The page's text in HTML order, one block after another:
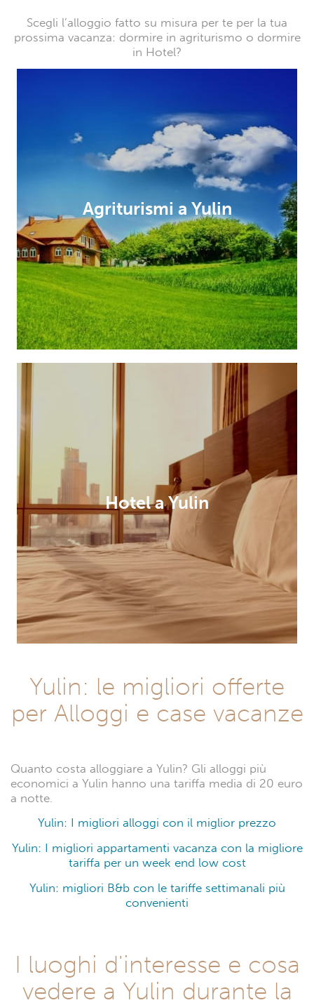
Scegli l’alloggio fatto su misura per te per la tua
prossima vacanza: dormire in agriturismo o dormire
in Hotel?
Agriturismi a Yulin
Hotel a Yulin
Yulin: le migliori offerte
per Alloggi e case vacanze
Quanto costa alloggiare a Yulin? Gli alloggi più
economici a Yulin hanno una tariffa media di 20 euro
a notte.
Yulin: I migliori alloggi con il miglior prezzo
Yulin: I migliori appartamenti vacanza con la migliore
tariffa per un week end low cost
Yulin: migliori B&b con le tariffe settimanali più
convenienti
I luoghi d'interesse e cosa
vedere a Yulin durante la